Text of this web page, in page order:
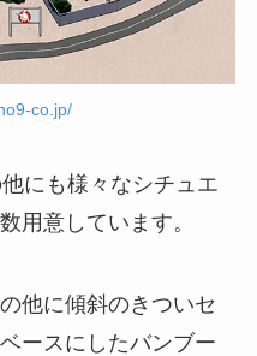
co.jp/
にも様々なシチュエ
用意しています。
他に傾斜のきついセ
ースにしたバンブー